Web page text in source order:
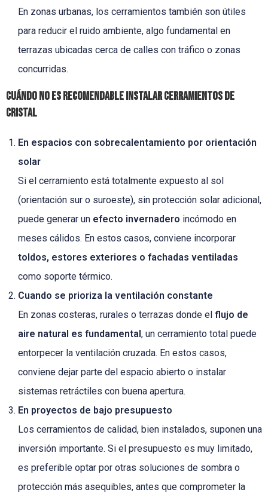
En zonas urbanas, los cerramientos también son útiles
para reducir el ruido ambiente, algo fundamental en
terrazas ubicadas cerca de calles con tráfico o zonas
concurridas.
Cuándo NO es recomendable instalar cerramientos de
cristal
En espacios con sobrecalentamiento por orientación
solar
Si el cerramiento está totalmente expuesto al sol
(orientación sur o suroeste), sin protección solar adicional,
puede generar un efecto invernadero incómodo en
meses cálidos. En estos casos, conviene incorporar
toldos, estores exteriores o fachadas ventiladas
como soporte térmico.
Cuando se prioriza la ventilación constante
En zonas costeras, rurales o terrazas donde el flujo de
aire natural es fundamental, un cerramiento total puede
entorpecer la ventilación cruzada. En estos casos,
conviene dejar parte del espacio abierto o instalar
sistemas retráctiles con buena apertura.
En proyectos de bajo presupuesto
Los cerramientos de calidad, bien instalados, suponen una
inversión importante. Si el presupuesto es muy limitado,
es preferible optar por otras soluciones de sombra o
protección más asequibles, antes que comprometer la